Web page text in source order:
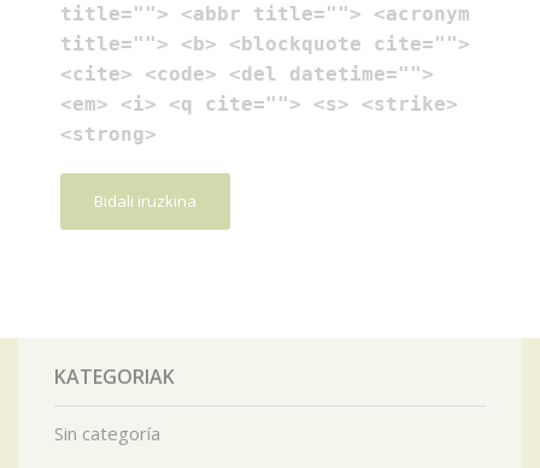
title=""> <abbr title=""> <acronym
title=""> <b> <blockquote cite="">
<cite> <code> <del datetime="">
<em> <i> <q cite=""> <s> <strike>
<strong>
KATEGORIAK
Sin categoría